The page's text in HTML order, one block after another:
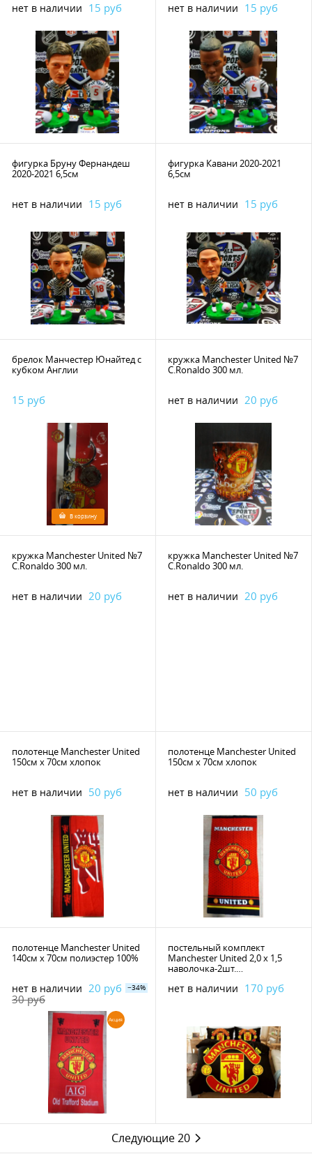
нет в наличии 15 руб нет в наличии 15 руб
фигурка Бруну Фернандеш
2020-2021 6,5см
нет в наличии 15 руб
фигурка Кавани 2020-2021
6,5см
нет в наличии 15 руб
брелок Манчестер Юнайтед с
кубком Англии
15 руб
В корзину
кружка Manchester United №7
C.Ronaldo 300 мл.
нет в наличии 20 руб
кружка Manchester United №7
C.Ronaldo 300 мл.
нет в наличии 20 руб
кружка Manchester United №7
C.Ronaldo 300 мл.
нет в наличии 20 руб
полотенце Manchester United
150см х 70см хлопок
нет в наличии 50 руб
полотенце Manchester United
150см х 70см хлопок
нет в наличии 50 руб
полотенце Manchester United
140см х 70см полиэстер 100%
нет в наличии 20 руб
30 руб
−34%
Акция
постельный комплект
Manchester United 2,0 х 1,5
наволочка-2шт.
100%
нет в наличии 170 руб
Следующие 20